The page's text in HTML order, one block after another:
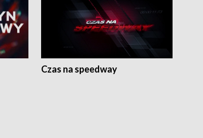
Czas na speedway